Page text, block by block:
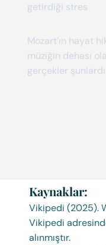
Mozart’ın hayat
müziğin dehası
gerçekler
getirdiği stres
Kaynaklar:
Vikipedi (2025).
Vikipedi
alınmıştır.